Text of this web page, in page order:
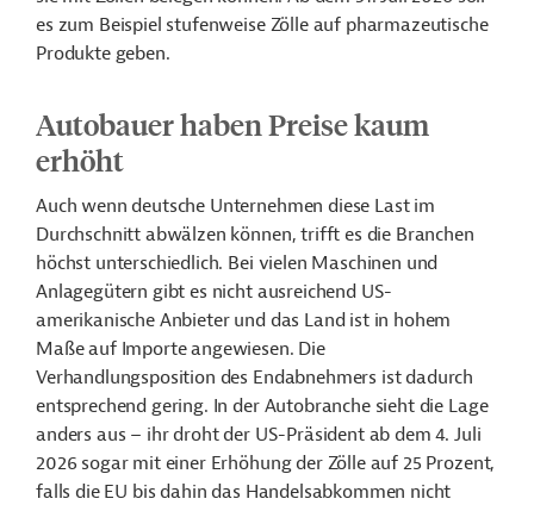
es zum Beispiel stufenweise Zölle auf pharmazeutische
Produkte geben.
Autobauer haben Preise kaum
erhöht
Auch wenn deutsche Unternehmen diese Last im
Durchschnitt abwälzen können, trifft es die Branchen
höchst unterschiedlich. Bei vielen Maschinen und
Anlagegütern gibt es nicht ausreichend US-
amerikanische Anbieter und das Land ist in hohem
Maße auf Importe angewiesen. Die
Verhandlungsposition des Endabnehmers ist dadurch
entsprechend gering. In der Autobranche sieht die Lage
anders aus – ihr droht der US-Präsident ab dem 4. Juli
2026 sogar mit einer Erhöhung der Zölle auf 25 Prozent,
falls die EU bis dahin das Handelsabkommen nicht